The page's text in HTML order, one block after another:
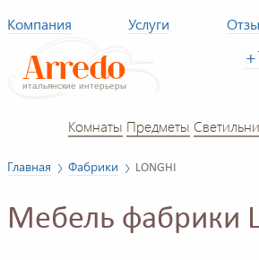
Компания Услуги
Комнаты Предметы
Главная Фабрики LONGHI
Мебель фабрики